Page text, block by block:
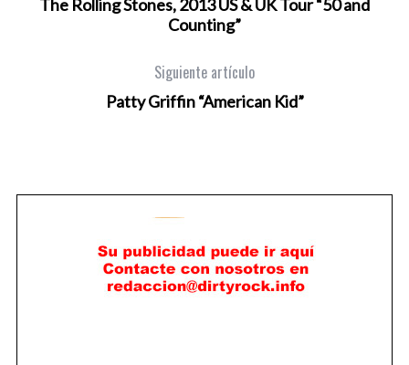
The Rolling Stones, 2013 US & UK Tour “50 and
Counting”
Siguiente artículo
Patty Griffin “American Kid”